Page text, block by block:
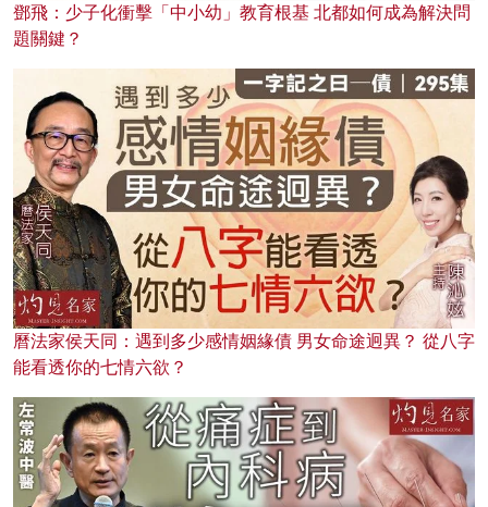
鄧飛：少子化衝擊「中小幼」教育根基 北都如何成為解決問
題關鍵？
曆法家侯天同：遇到多少感情姻緣債 男女命途迥異？ 從八字
能看透你的七情六欲？